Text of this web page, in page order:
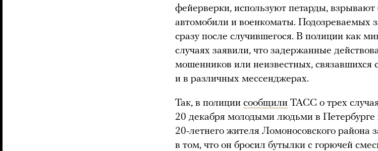
фейерверки, используют петарды,
автомобили и военкоматы. Подозреваемых
сразу после случившегося. В полиции как
случаях заявили, что задержанные
мошенников или неизвестных, связавшихся
и в различных мессенджерах.
Так, в полиции сообщили ТАСС о трех
20 декабря молодыми людьми в Петербурге
20-летнего жителя Ломоносовского района
в том, что он бросил бутылки с горючей